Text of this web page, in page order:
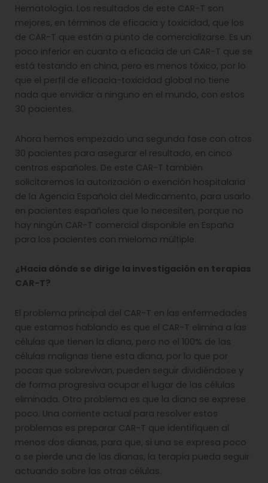
Hematología. Los resultados de este CAR-T son
mejores, en términos de eficacia y toxicidad, que los
de CAR-T que están a punto de comercializarse. Es un
poco inferior en cuanto a eficacia de un CAR-T que se
está testando en china, pero es menos tóxico, por lo
que el perfil de eficacia-toxicidad global no tiene
nada que envidiar a ninguno en el mundo, con estos
30 pacientes.
Ahora hemos empezado una segunda fase con otros
30 pacientes para asegurar el resultado, en cinco
centros españoles. De este CAR-T también
solicitaremos la autorización o exención hospitalaria
de la Agencia Española del Medicamento, para usarlo
en pacientes españoles que lo necesiten, porque no
hay ningún CAR-T comercial disponible en España
para los pacientes con mieloma múltiple.
¿Hacia dónde se dirige la investigación en terapias
CAR-T?
El problema principal del CAR-T en las enfermedades
que estamos hablando es que el CAR-T elimina a las
células que tienen la diana, pero no el 100% de las
células malignas tiene esta diana, por lo que por
pocas que sobrevivan, pueden seguir dividiéndose y
de forma progresiva ocupar el lugar de las células
eliminada. Otro problema es que la diana se exprese
poco. Una corriente actual para resolver estos
problemas es preparar CAR-T que identifiquen al
menos dos dianas, para que, si una se expresa poco
o se pierde una de las dianas, la terapia pueda seguir
actuando sobre las otras células.